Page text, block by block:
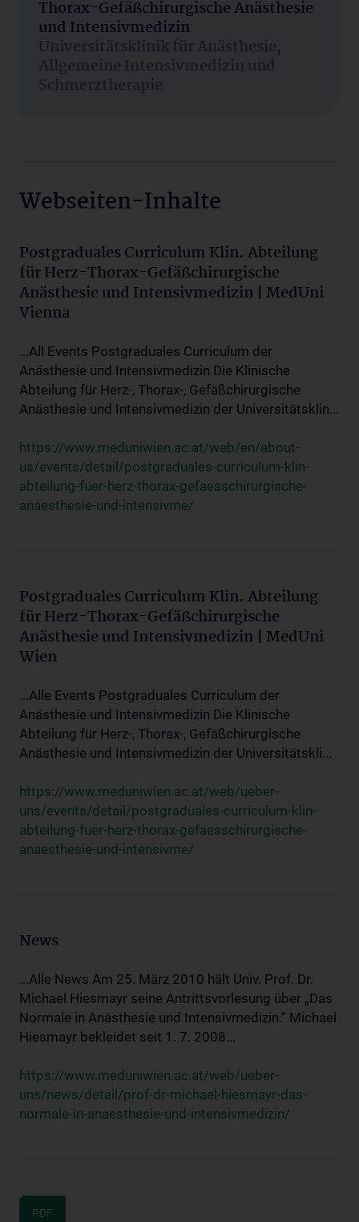
Thorax-Gefäßchirurgische Anästhesie
und Intensivmedizin
Universitätsklinik für Anästhesie,
Allgemeine Intensivmedizin und
Schmerztherapie
Webseiten-Inhalte
Postgraduales Curriculum Klin. Abteilung
für Herz-Thorax-Gefäßchirurgische
Anästhesie und Intensivmedizin | MedUni
Vienna
...All Events Postgraduales Curriculum der
Anästhesie und Intensivmedizin Die Klinische
Abteilung für Herz-, Thorax-, Gefäßchirurgische
Anästhesie und Intensivmedizin der Universitätsklin...
https://www.meduniwien.ac.at/web/en/about-
us/events/detail/postgraduales-curriculum-klin-
abteilung-fuer-herz-thorax-gefaesschirurgische-
anaesthesie-und-intensivme/
Postgraduales Curriculum Klin. Abteilung
für Herz-Thorax-Gefäßchirurgische
Anästhesie und Intensivmedizin | MedUni
Wien
...Alle Events Postgraduales Curriculum der
Anästhesie und Intensivmedizin Die Klinische
Abteilung für Herz-, Thorax-, Gefäßchirurgische
Anästhesie und Intensivmedizin der Universitätskli...
https://www.meduniwien.ac.at/web/ueber-
uns/events/detail/postgraduales-curriculum-klin-
abteilung-fuer-herz-thorax-gefaesschirurgische-
anaesthesie-und-intensivme/
News
...Alle News Am 25. März 2010 hält Univ. Prof. Dr.
Michael Hiesmayr seine Antrittsvorlesung über „Das
Normale in Anästhesie und Intensivmedizin.“ Michael
Hiesmayr bekleidet seit 1. 7. 2008...
https://www.meduniwien.ac.at/web/ueber-
uns/news/detail/prof-dr-michael-hiesmayr-das-
normale-in-anaesthesie-und-intensivmedizin/
PDF